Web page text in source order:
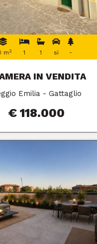
m 2 1 1 sì -
IN VENDITA
Emilia - Gattaglio
€ 118.000